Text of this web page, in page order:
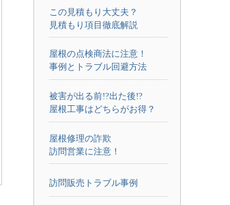
この見積もり大丈夫？
見積もり項目徹底解説
屋根の点検商法に注意！
事例とトラブル回避方法
被害が出る前!?出た後!?
屋根工事はどちらがお得？
屋根修理の詐欺
訪問営業に注意！
訪問販売トラブル事例